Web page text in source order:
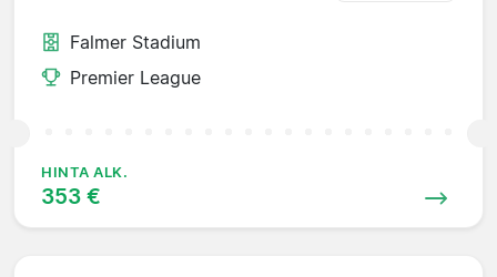
Falmer Stadium
Premier League
HINTA ALK.
353 €